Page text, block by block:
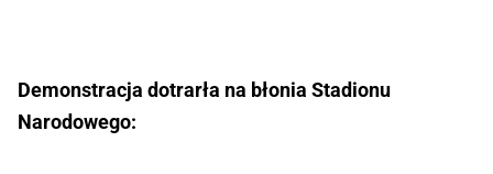
Demonstracja dotrarła na błonia Stadionu
Narodowego: